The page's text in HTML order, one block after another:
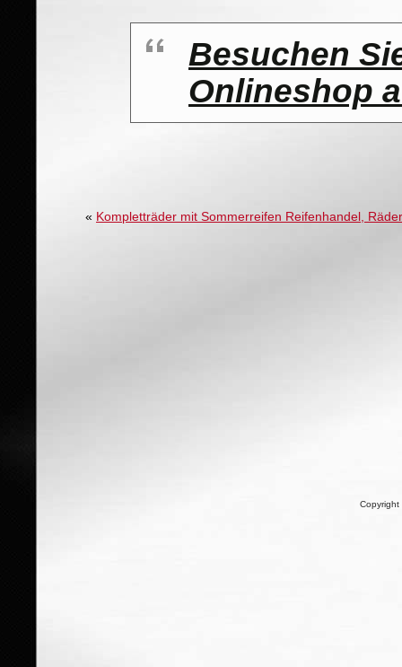
Besuchen
Onlineshop
« Kompletträder mit Sommerreifen Reifenhandel,
Copyright